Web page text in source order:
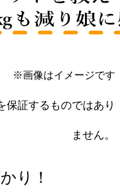
※画像はイメージです
証するものではあり
ません。
り！